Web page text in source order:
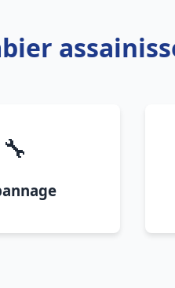
🔧